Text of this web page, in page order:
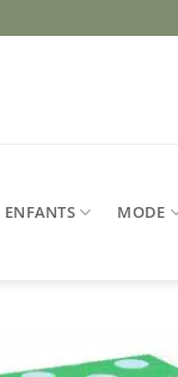
ENFANTS MODE